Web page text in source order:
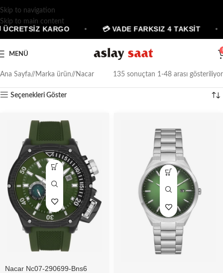
Skip to navigation
Skip to main content
KARGO • 💳 VADE FARKSIZ 4 TAKSİT • 🛡
MENÜ
Ana Sayfa/ Marka ürün/ Nacar 135 sonuçtan 1-48 arası gösteriliyor
Seçenekleri Göster
Nacar Nc07-290699-Bns6